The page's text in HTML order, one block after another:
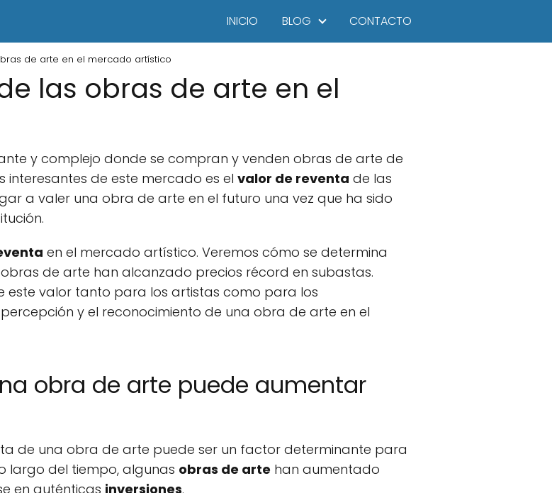
INICIO BLOG CONTACTO
de arte en el mercado artístico
las obras de arte en el
y complejo donde se compran y venden obras de arte de
de este mercado es el valor de reventa de las
a valer una obra de arte en el futuro una vez que ha sido
en el mercado artístico. Veremos cómo se determina
de arte han alcanzado precios récord en subastas.
este valor tanto para los artistas como para los
y el reconocimiento de una obra de arte en el
obra de arte puede aumentar
de una obra de arte puede ser un factor determinante para
largo del tiempo, algunas obras de arte han aumentado
en auténticas inversiones.